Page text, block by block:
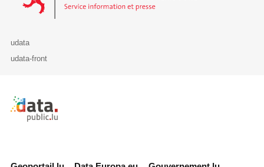
udata
udata-front
Retour à l'accueil de data.public.lu